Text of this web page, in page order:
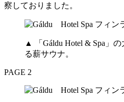
察しておりました。
▲ 「Gáldu Hotel & Spa」
る薪サウナ。
PAGE 2